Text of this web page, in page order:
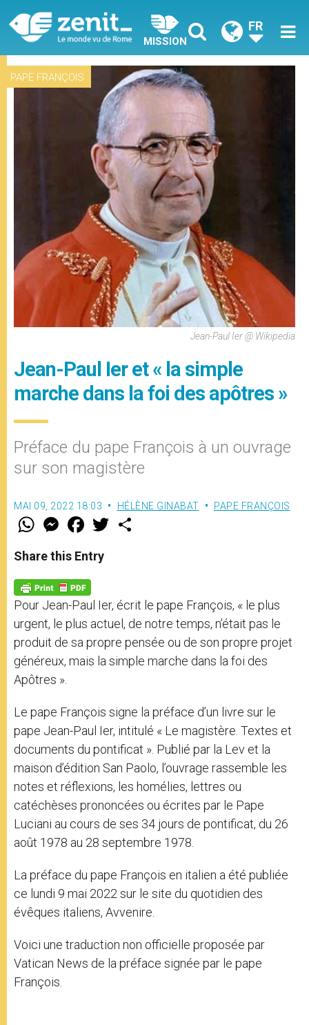
MISSION
FR
PAPE FRANÇOIS
Jean-Paul Ier @ Wikipedia
Jean-Paul Ier et « la simple
marche dans la foi des apôtres »
Préface du pape François à un ouvrage
sur son magistère
MAI 09, 2022 18:03 HÉLÈNE GINABAT PAPE FRANÇOIS
W
t
s
p
p
M
e
s
e
g
e
r
F
a
e
b
o
k
w
Share this Entry
Pour Jean-Paul Ier, écrit le pape François, « le plus
urgent, le plus actuel, de notre temps, n’était pas le
produit de sa propre pensée ou de son propre projet
généreux, mais la simple marche dans la foi des
Apôtres ».
Le pape François signe la préface d’un livre sur le
pape Jean-Paul Ier, intitulé « Le magistère. Textes et
documents du pontificat ». Publié par la Lev et la
maison d’édition San Paolo, l’ouvrage rassemble les
notes et réflexions, les homélies, lettres ou
catéchèses prononcées ou écrites par le Pape
Luciani au cours de ses 34 jours de pontificat, du 26
août 1978 au 28 septembre 1978.
La préface du pape François en italien a été publiée
ce lundi 9 mai 2022 sur le site du quotidien des
évêques italiens, Avvenire.
Voici une traduction non officielle proposée par
Vatican News de la préface signée par le pape
François.